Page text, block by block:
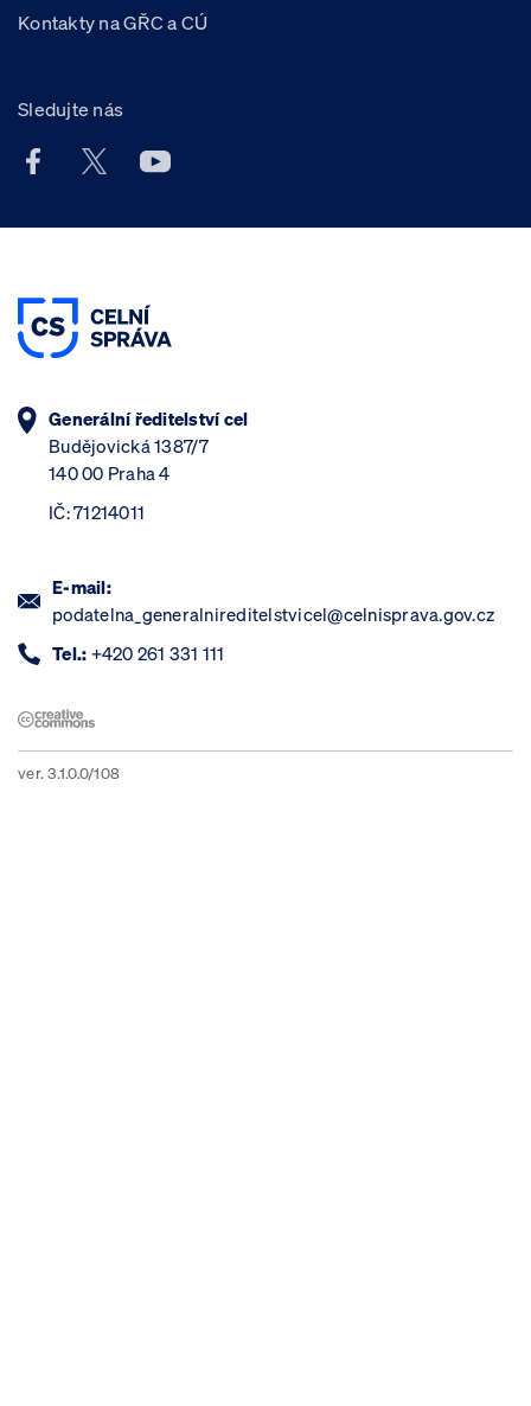
Kontakty na GŘC a CÚ
Sledujte nás
Facebook účet Celní správy ČR
X účet Celní správy ČR
Youtube účet Celní správy ČR
Generální ředitelství cel
Budějovická 1387/7
140 00 Praha 4
IČ: 71214011
E-mail:
podatelna_generalnireditelstvicel@celnisprava.gov.cz
Tel.: +420 261 331 111
ver. 3.1.0.0/108